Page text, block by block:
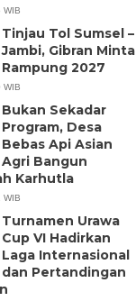
WIB
Tinjau Tol Sumsel –
Jambi, Gibran Minta
Rampung 2027
WIB
Bukan Sekadar
Program, Desa
Bebas Api Asian
Agri Bangun
Karhutla
WIB
Turnamen Urawa
Cup VI Hadirkan
Laga Internasional
dan Pertandingan